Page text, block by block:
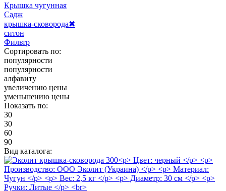
Крышка чугунная
Садж
крышка-сковорода✖
ситон
Фильтр
Сортировать по:
популярности
популярности
алфавиту
увеличению цены
уменьшению цены
Показать по:
30
30
60
90
Вид каталога: